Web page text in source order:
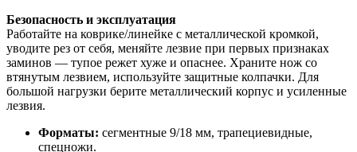
Безопасность и эксплуатация
Работайте на коврике/линейке с металлической кромкой,
уводите рез от себя, меняйте лезвие при первых признаках
заминов — тупое режет хуже и опаснее. Храните нож со
втянутым лезвием, используйте защитные колпачки. Для
большой нагрузки берите металлический корпус и усиленные
лезвия.
Форматы: сегментные 9/18 мм, трапециевидные,
спецножи.